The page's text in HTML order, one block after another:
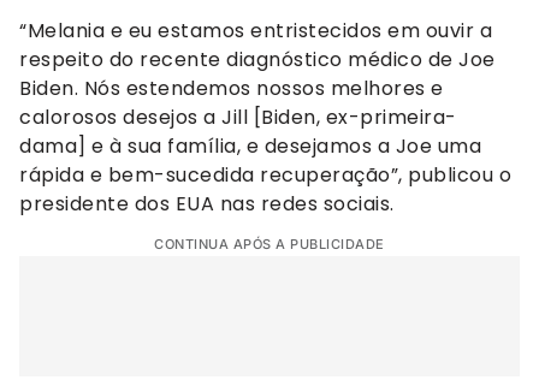
“Melania e eu estamos entristecidos em ouvir a
respeito do recente diagnóstico médico de Joe
Biden. Nós estendemos nossos melhores e
calorosos desejos a Jill [Biden, ex-primeira-
dama] e à sua família, e desejamos a Joe uma
rápida e bem-sucedida recuperação”, publicou o
presidente dos EUA nas redes sociais.
CONTINUA APÓS A PUBLICIDADE